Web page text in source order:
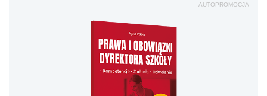
AUTOPROMOCJA